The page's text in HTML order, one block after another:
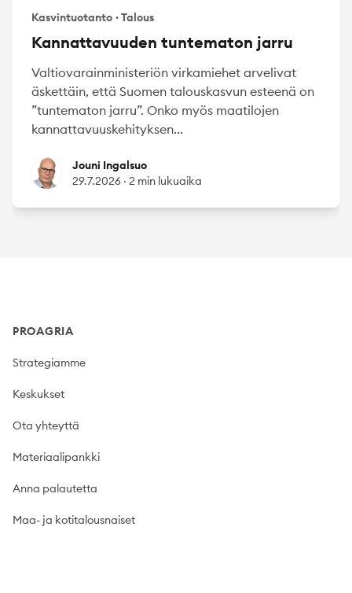
Kasvintuotanto ·Talous
Kannattavuuden tuntematon jarru
Valtiovarainministeriön virkamiehet arvelivat
äskettäin, että Suomen talouskasvun esteenä on
”tuntematon jarru”. Onko myös maatilojen
kannattavuuskehityksen...
Jouni Ingalsuo
Jouni Ingalsuo
29.7.2026 · 2 min lukuaika
PROAGRIA
Strategiamme
Keskukset
Ota yhteyttä
Materiaalipankki
Anna palautetta
Maa- ja kotitalousnaiset